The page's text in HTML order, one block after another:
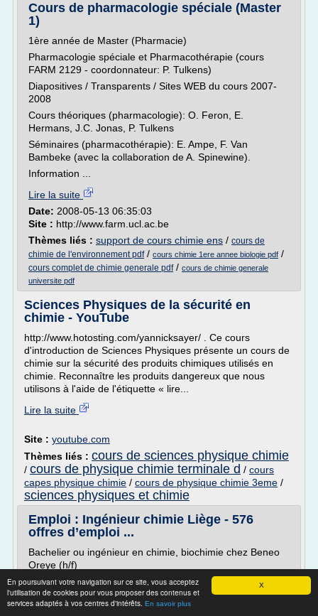
X
En poursuivant votre navigation sur ce site, vous acceptez
l'utilisation de cookies pour vous proposer des contenus et
services adaptés à vos centres d'intérêts. En savoir plus
Cours de pharmacologie spéciale (Master
1)
1ère année de Master (Pharmacie)
Pharmacologie spéciale et Pharmacothérapie (cours
FARM 2129 - coordonnateur: P. Tulkens)
Diapositives / Transparents / Sites WEB du cours 2007-
2008
Cours théoriques (pharmacologie): O. Feron, E.
Hermans, J.C. Jonas, P. Tulkens
Séminaires (pharmacothérapie): E. Ampe, F. Van
Bambeke (avec la collaboration de A. Spinewine).
Information ...
Lire la suite
Date: 2008-05-13 06:35:03
Site : http://www.farm.ucl.ac.be
Thèmes liés : support de cours chimie ens / cours de
chimie de l'environnement pdf/ cours chimie 1ere annee biologie pdf /
cours complet de chimie generale pdf/ cours de chimie generale
universite pdf
Sciences Physiques de la sécurité en
chimie - YouTube
http://www.hotosting.com/yannicksayer/ . Ce cours
d'introduction de Sciences Physiques présente un cours de
chimie sur la sécurité des produits chimiques utilisés en
chimie. Reconnaître les produits dangereux que nous
utilisons à l'aide de l'étiquette « lire...
Lire la suite
Site : youtube.com
Thèmes liés : cours de sciences physique chimie
/ cours de physique chimie terminale d / cours
capes physique chimie / cours de physique chimie 3eme /
sciences physiques et chimie
Emploi : Ingénieur chimie Liège - 576
offres d’emploi ...
Bachelier ou ingénieur en chimie, biochimie chez Beneo
Oreye (h/f)
Start People Inhouse Beneo Oreye - 4000 Rocourt 14,90
EUR par heure
...DESCRIPTION DE LA FONCTION Vous êtes ingénieur